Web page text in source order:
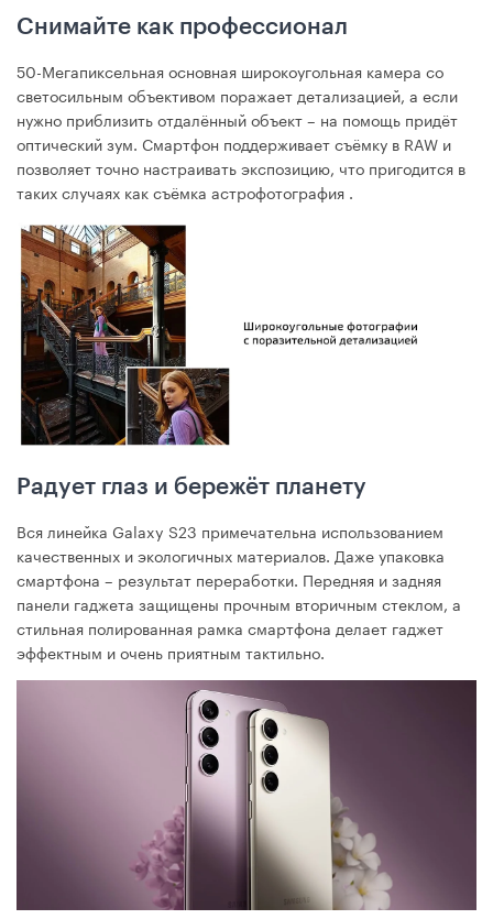
Снимайте как профессионал
50-Мегапиксельная основная широкоугольная камера со
светосильным объективом поражает детализацией, а если
нужно приблизить отдалённый объект – на помощь придёт
оптический зум. Смартфон поддерживает съёмку в RAW и
позволяет точно настраивать экспозицию, что пригодится в
таких случаях как съёмка астрофотография .
Радует глаз и бережёт планету
Вся линейка Galaxy S23 примечательна использованием
качественных и экологичных материалов. Даже упаковка
смартфона – результат переработки. Передняя и задняя
панели гаджета защищены прочным вторичным стеклом, а
стильная полированная рамка смартфона делает гаджет
эффектным и очень приятным тактильно.